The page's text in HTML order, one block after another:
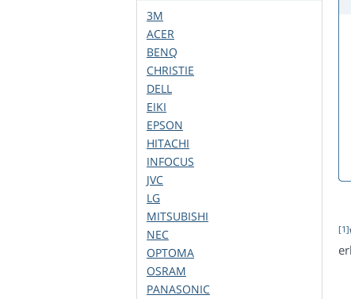
[1]
3M
ACER
BENQ
CHRISTIE
DELL
EIKI
EPSON
HITACHI
INFOCUS
JVC
LG
MITSUBISHI
NEC
OPTOMA
OSRAM
PANASONIC